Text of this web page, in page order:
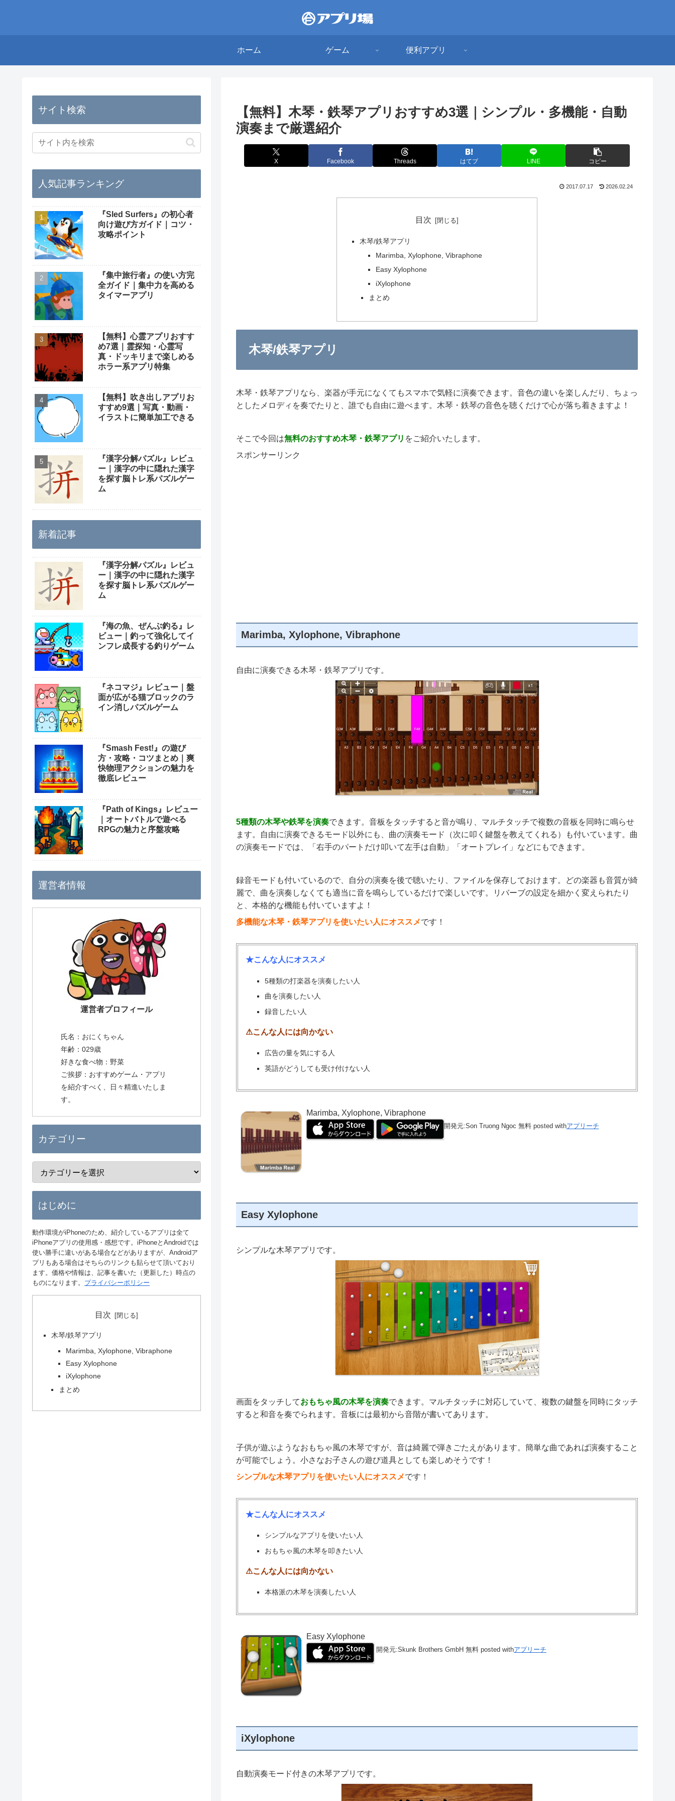
ホーム ゲーム 便利アプリ
【無料】木琴・鉄琴アプリおすすめ3選｜シンプル・多機能・自動
演奏まで厳選紹介
X Facebook Threads はてブ LINE コピー
2017.07.17 2026.02.24
目次
木琴/鉄琴アプリ
Marimba, Xylophone, Vibraphone
Easy Xylophone
iXylophone
まとめ
木琴/鉄琴アプリ
木琴・鉄琴アプリなら、楽器が手元になくてもスマホで気軽に演奏できます。音色の違いを楽しんだり、ちょっ
としたメロディを奏でたりと、誰でも自由に遊べます。木琴・鉄琴の音色を聴くだけで心が落ち着きますよ！
そこで今回は無料のおすすめ木琴 ・ 鉄琴アプリ をご紹介いたします。
スポンサーリンク
Marimba, Xylophone, Vibraphone
自由に演奏できる木琴・鉄琴アプリです。
5種類の木琴や鉄琴を演奏できます。音板をタッチすると音が鳴り、マルチタッチで複数の音板を同時に鳴らせ
ます。自由に演奏できるモード以外にも、曲の演奏モード（次に叩く鍵盤を教えてくれる）も付いています。曲
の演奏モードでは、「右手のパートだけ叩いて左手は自動」「オートプレイ」などにもできます。
録音モードも付いているので、自分の演奏を後で聴いたり、ファイルを保存しておけます。どの楽器も音質が綺
麗で、曲を演奏しなくても適当に音を鳴らしているだけで楽しいです。リバーブの設定を細かく変えられたり
と、本格的な機能も付いていますよ！
多機能な木琴・鉄琴アプリを使いたい人にオススメです！
★こんな人にオススメ
5種類の打楽器を演奏したい人
曲を演奏したい人
録音したい人
⚠こんな人には向かない
広告の量を気にする人
英語がどうしても受け付けない人
Marimba, Xylophone, Vibraphone
開発元:Son Truong Ngoc 無料 posted withアプリーチ
Easy Xylophone
シンプルな木琴アプリです。
画面をタッチしておもちゃ風の木琴を演奏できます。マルチタッチに対応していて、複数の鍵盤を同時にタッチ
すると和音を奏でられます。音板には最初から音階が書いてあります。
子供が遊ぶようなおもちゃ風の木琴ですが、音は綺麗で弾きごたえがあります。簡単な曲であれば演奏すること
が可能でしょう。小さなお子さんの遊び道具としても楽しめそうです！
シンプルな木琴アプリを使いたい人にオススメです！
★こんな人にオススメ
シンプルなアプリを使いたい人
おもちゃ風の木琴を叩きたい人
⚠こんな人には向かない
本格派の木琴を演奏したい人
Easy Xylophone
開発元:Skunk Brothers GmbH 無料 posted withアプリーチ
iXylophone
自動演奏モード付きの木琴アプリです。
サイト検索
人気記事ランキング
『Sled Surfers』の初心者
向け遊び方ガイド｜コツ・
攻略ポイント
『集中旅行者』の使い方完
全ガイド｜集中力を高める
タイマーアプリ
【無料】心霊アプリおすす
め7選｜霊探知・心霊写
真・ドッキリまで楽しめる
ホラー系アプリ特集
【無料】吹き出しアプリお
すすめ9選｜写真・動画・
イラストに簡単加工できる
『漢字分解パズル』レビュ
ー｜漢字の中に隠れた漢字
を探す脳トレ系パズルゲー
ム
新着記事
『漢字分解パズル』レビュ
ー｜漢字の中に隠れた漢字
を探す脳トレ系パズルゲー
ム
『海の魚、ぜんぶ釣る』レ
ビュー｜釣って強化してイ
ンフレ成長する釣りゲーム
『ネコマジ』レビュー｜盤
面が広がる猫ブロックのラ
イン消しパズルゲーム
『Smash Fest!』の遊び
方・攻略・コツまとめ｜爽
快物理アクションの魅力を
徹底レビュー
『Path of Kings』レビュー
｜オートバトルで遊べる
RPGの魅力と序盤攻略
運営者情報
運営者プロフィール
氏名：おにくちゃん
年齢：029歳
好きな食べ物：野菜
ご挨拶：おすすめゲーム・アプリ
を紹介すべく、日々精進いたしま
す。
カテゴリー
はじめに
動作環境がiPhoneのため、紹介しているアプリは全て
iPhoneアプリの使用感・感想です。iPhoneとAndroidでは
使い勝手に違いがある場合などがありますが、Androidア
プリもある場合はそちらのリンクも貼らせて頂いており
ます。価格や情報は、記事を書いた（更新した）時点の
ものになります。 プライバシーポリシー
目次
木琴/鉄琴アプリ
Marimba, Xylophone, Vibraphone
Easy Xylophone
iXylophone
まとめ